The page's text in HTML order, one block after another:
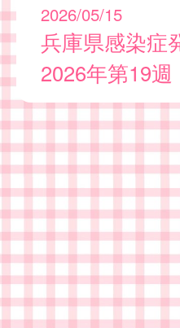
2026/05/15
兵庫県感染症
2026年第19週